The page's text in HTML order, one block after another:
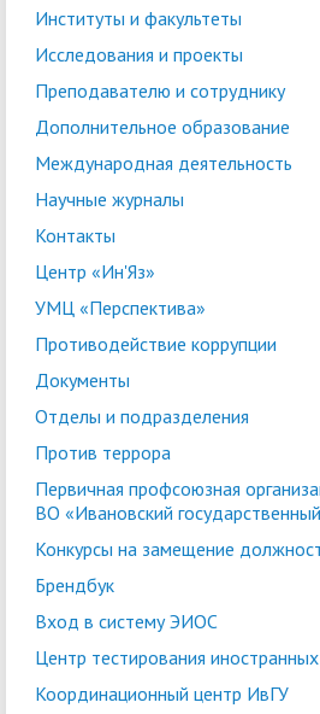
Институты и факультеты
Исследования и проекты
Преподавателю и сотруднику
Дополнительное образование
Международная деятельность
Научные журналы
Контакты
Центр «Ин'Яз»
УМЦ «Перспектива»
Противодействие коррупции
Документы
Отделы и подразделения
Против террора
Первичная профсоюзная
ВО «Ивановский
Конкурсы на замещение
Брендбук
Вход в систему ЭИОС
Центр тестирования
Координационный центр ИвГУ